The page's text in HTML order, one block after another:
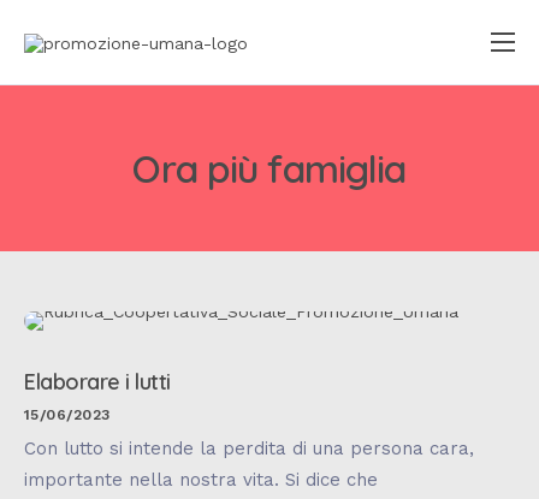
Home
Il percorso
Progetti
Rubrica
Gallery
Ora più famiglia
Elaborare i lutti
15/06/2023
Con lutto si intende la perdita di una persona cara,
importante nella nostra vita. Si dice che